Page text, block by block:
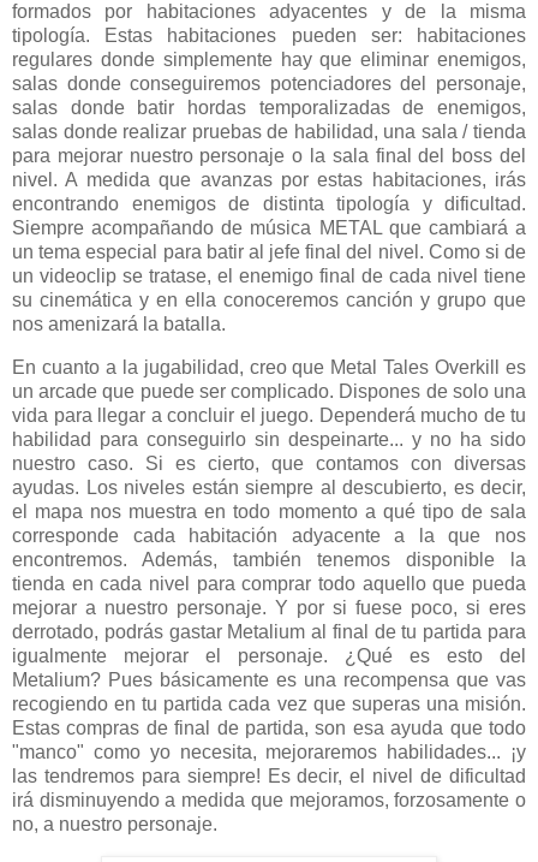
formados por habitaciones adyacentes y de la misma
tipología. Estas habitaciones pueden ser: habitaciones
regulares donde simplemente hay que eliminar enemigos,
salas donde conseguiremos potenciadores del personaje,
salas donde batir hordas temporalizadas de enemigos,
salas donde realizar pruebas de habilidad, una sala / tienda
para mejorar nuestro personaje o la sala final del boss del
nivel. A medida que avanzas por estas habitaciones, irás
encontrando enemigos de distinta tipología y dificultad.
Siempre acompañando de música METAL que cambiará a
un tema especial para batir al jefe final del nivel. Como si de
un videoclip se tratase, el enemigo final de cada nivel tiene
su cinemática y en ella conoceremos canción y grupo que
nos amenizará la batalla.
En cuanto a la jugabilidad, creo que Metal Tales Overkill es
un arcade que puede ser complicado. Dispones de solo una
vida para llegar a concluir el juego. Dependerá mucho de tu
habilidad para conseguirlo sin despeinarte... y no ha sido
nuestro caso. Si es cierto, que contamos con diversas
ayudas. Los niveles están siempre al descubierto, es decir,
el mapa nos muestra en todo momento a qué tipo de sala
corresponde cada habitación adyacente a la que nos
encontremos. Además, también tenemos disponible la
tienda en cada nivel para comprar todo aquello que pueda
mejorar a nuestro personaje. Y por si fuese poco, si eres
derrotado, podrás gastar Metalium al final de tu partida para
igualmente mejorar el personaje. ¿Qué es esto del
Metalium? Pues básicamente es una recompensa que vas
recogiendo en tu partida cada vez que superas una misión.
Estas compras de final de partida, son esa ayuda que todo
"manco" como yo necesita, mejoraremos habilidades... ¡y
las tendremos para siempre! Es decir, el nivel de dificultad
irá disminuyendo a medida que mejoramos, forzosamente o
no, a nuestro personaje.